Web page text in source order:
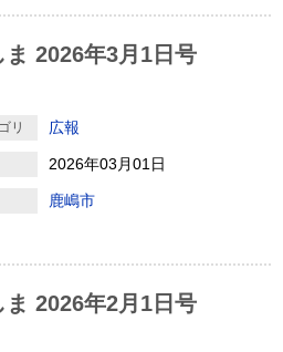
ま 2026年3月1日号
リ 広報
2026年03月01日
鹿嶋市
ま 2026年2月1日号